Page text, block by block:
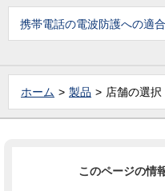
携帯電話の電波防護への適
ホーム 製品 店舗の選択
このページの情